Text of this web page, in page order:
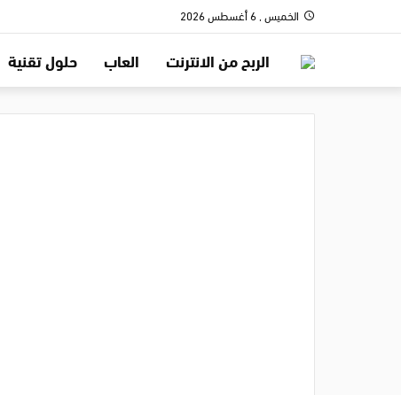
الخميس , 6 أغسطس 2026
الربح من الانترنت العاب حلول تقنية